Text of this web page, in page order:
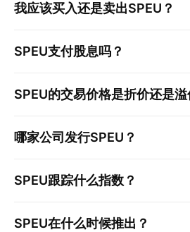
我应该买入还是卖出SPEU ？
SPEU支付股息吗？
SPEU的交易价格是折价还是溢
哪家公司发行SPEU ？
SPEU跟踪什么指数？
SPEU在什么时候推出？